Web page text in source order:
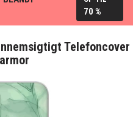
70 %
Telefoncover